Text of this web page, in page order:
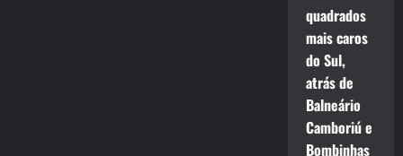
quadrados
mais caros
do Sul,
atrás de
Balneário
Camboriú e
Bombinhas